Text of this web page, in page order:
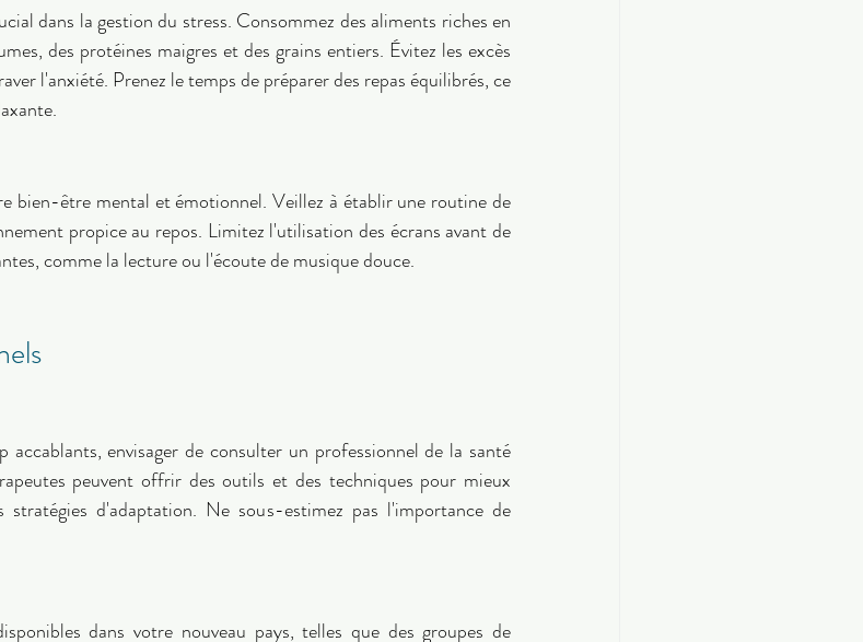
dans la gestion du stress. Consommez des aliments riches en
des protéines maigres et des grains entiers. Évitez les excès
l'anxiété. Prenez le temps de préparer des repas équilibrés, ce
bien-être mental et émotionnel. Veillez à établir une routine de
propice au repos. Limitez l'utilisation des écrans avant de
comme la lecture ou l'écoute de musique douce.
envisager de consulter un professionnel de la santé
peuvent offrir des outils et des techniques pour mieux
d'adaptation. Ne sous-estimez pas l'importance de
dans votre nouveau pays, telles que des groupes de